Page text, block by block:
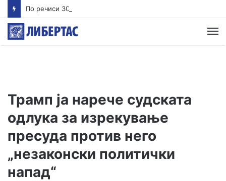
Трамп ја нарече судската
одлука за изрекување
пресуда против него
„незаконски политички
напад“